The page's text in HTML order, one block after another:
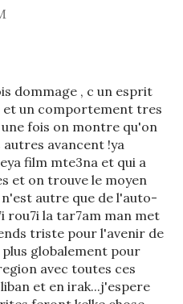
dommage , c un esprit
un comportement tres
fois on montre qu'on
autres avancent !ya
film mte3na et qui a
et on trouve le moyen
autre que de l'auto-
rou7i la tar7am man met
triste pour l'avenir de
globalement pour
avec toutes ces
et en irak...j'espere